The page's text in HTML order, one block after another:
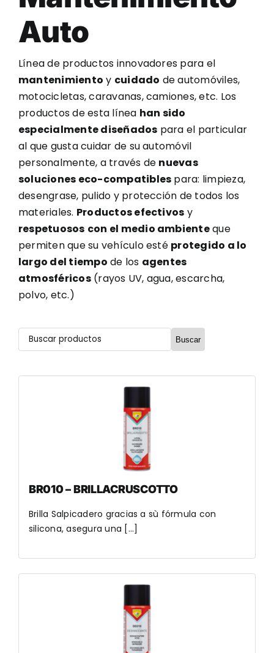
Auto
Línea de productos innovadores para el
mantenimiento y cuidado de automóviles,
motocicletas, caravanas, camiones, etc. Los
productos de esta línea han sido
especialmente diseñados para el particular
al que gusta cuidar de su automóvil
personalmente, a través de nuevas
soluciones eco-compatibles para: limpieza,
desengrase, pulido y protección de todos los
materiales. Productos efectivos y
respetuosos con el medio ambienteque
permiten que su vehículo esté protegido a lo
largo del tiempo de los agentes
atmosféricos(rayos UV, agua, escarcha,
polvo, etc.)
Buscar
BR010 – BRILLACRUSCOTTO
Brilla Salpicadero gracias a sù fórmula con
silicona, asegura una [...]